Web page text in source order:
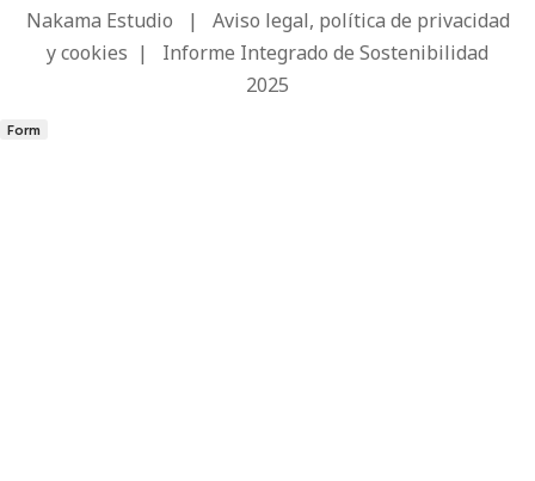
Nakama Estudio | Aviso legal, política de privacidad
y cookies | Informe Integrado de Sostenibilidad
2025
Form